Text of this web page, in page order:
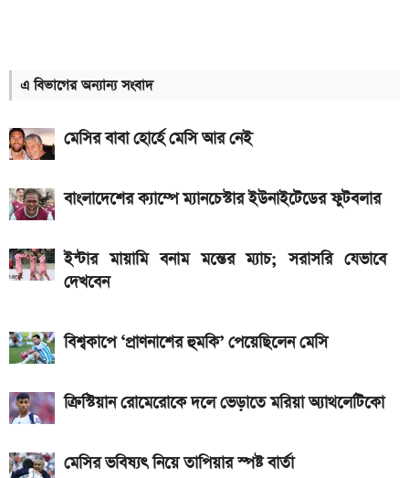
কত
আগামী সপ্তাহেই সুখবর, বেতন-ইনক্রিমেট নিয়ে যা জানা গেল
Hero Xtreme 125R V2 বাইকটি কবে আসবে
আজকের স্বর্ণের বাজারদর: ০৭ আগস্ট ২০২৬
দাম
ভালভ ইঞ্জিন ও TFT ডিসপ্লে
ডিসপ্লে, থাকছে সরু ফ্রেম
যাবে
এ বিভাগের অন্যান্য সংবাদ
মেসির বাবা হোর্হে মেসি আর নেই
বাংলাদেশের ক্যাম্পে ম্যানচেস্টার ইউনাইটেডের ফুটবলার
ইন্টার মায়ামি বনাম মন্তের ম্যাচ; সরাসরি যেভাবে
দেখবেন
বিশ্বকাপে ‘প্রাণনাশের হুমকি’ পেয়েছিলেন মেসি
ক্রিস্টিয়ান রোমেরোকে দলে ভেড়াতে মরিয়া অ্যাথলেটিকো
মেসির ভবিষ্যৎ নিয়ে তাপিয়ার স্পষ্ট বার্তা